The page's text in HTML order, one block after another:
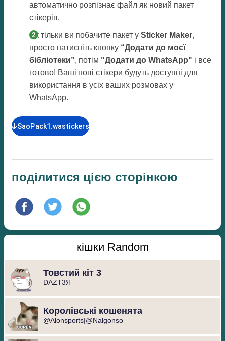
автоматично розпізнає файл як новий пакет
стікерів.
Як тільки ви побачите пакет у Sticker Maker,
просто натисніть кнопку “Додати до моєї
бібліотеки”, потім "Додати до WhatsApp" і все
готово! Ваші нові стікери будуть доступні для
використання в усіх ваших розмовах у
WhatsApp.
SaoPack1.wastickers
поділитися цією сторінкою
кішки Random
Товстий кіт 3
️️ĐΛZT3Я️️
Королівські кошенята
@Alonsports|@Nalgonso